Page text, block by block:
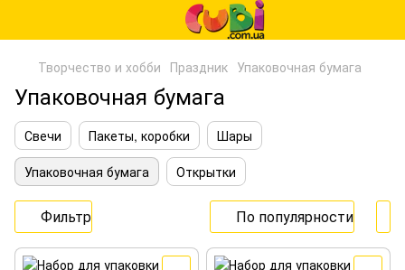
Творчество и хобби Праздник Упаковочная бумага
Упаковочная бумага
Свечи Пакеты, коробки
Шары
Упаковочная бумага
Открытки
Фильтр По популярности